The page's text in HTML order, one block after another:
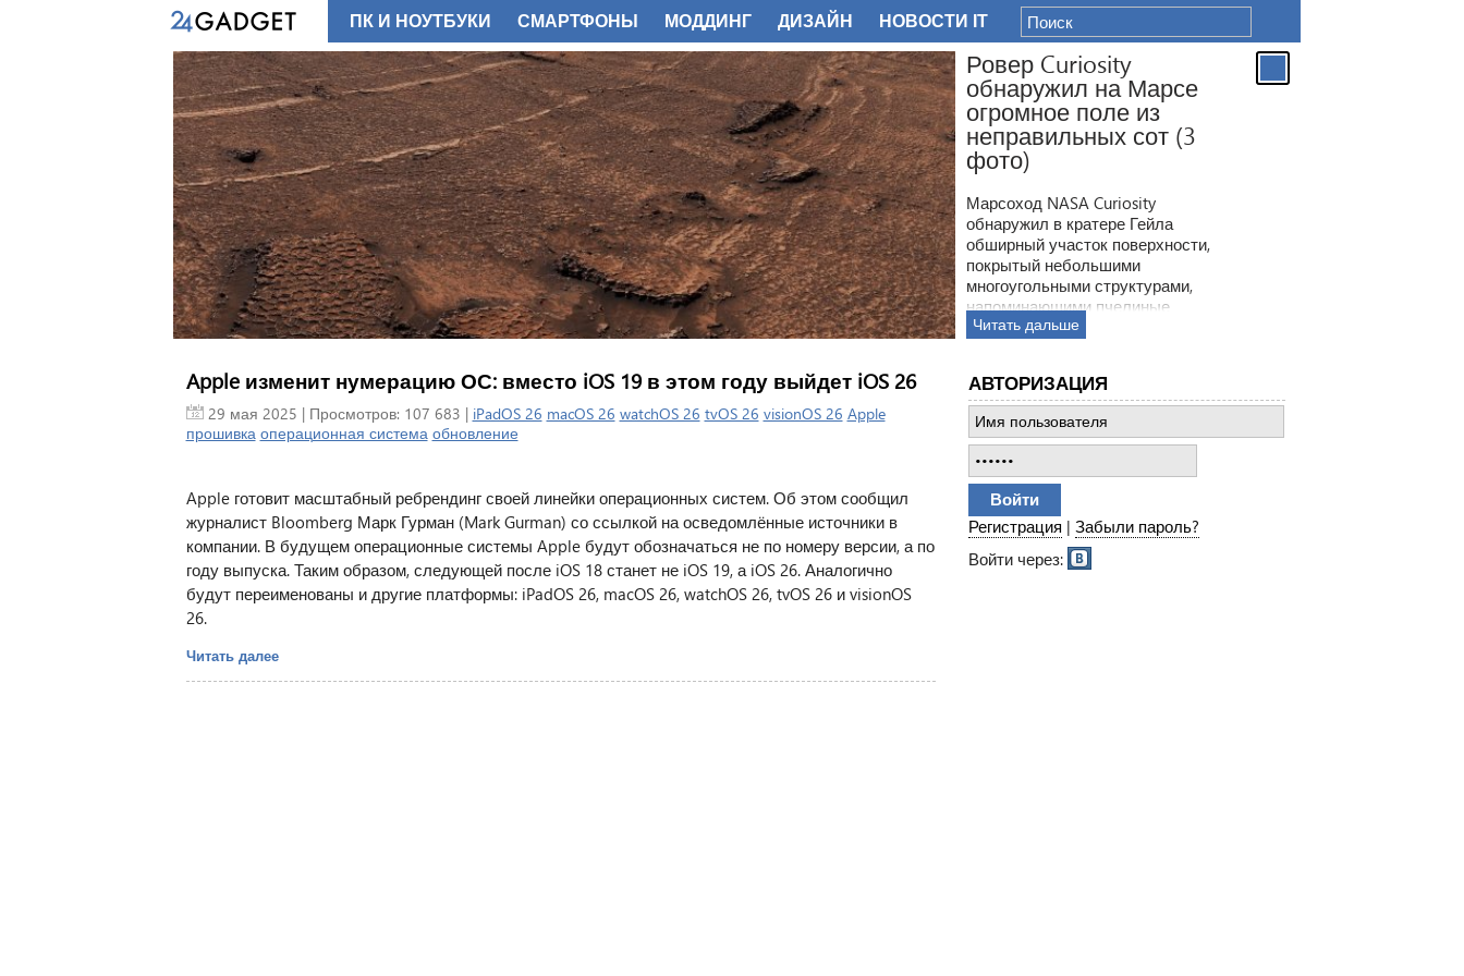
Ровер Curiosity
обнаружил на Марсе
огромное поле из
неправильных сот (3
фото)
Марсоход NASA Curiosity
обнаружил в кратере Гейла
обширный участок поверхности,
покрытый небольшими
многоугольными структурами,
напоминающими пчелиные
соты. Ранее ровер находил
затмила все предыдущее такие
открытия.
Читать дальше
Apple изменит нумерацию ОС: вместо iOS 19 в этом году выйдет iOS 26
29 мая 2025 | Просмотров: 107 683 | iPadOS 26 macOS 26 watchOS 26 tvOS 26 visionOS 26 Apple
прошивка операционная система обновление
Apple готовит масштабный ребрендинг своей линейки операционных систем. Об этом сообщил
журналист Bloomberg Марк Гурман (Mark Gurman) со ссылкой на осведомлённые источники в
компании. В будущем операционные системы Apple будут обозначаться не по номеру версии, а по
году выпуска. Таким образом, следующей после iOS 18 станет не iOS 19, а iOS 26. Аналогично
будут переименованы и другие платформы: iPadOS 26, macOS 26, watchOS 26, tvOS 26 и visionOS
26.
Читать далее
АВТОРИЗАЦИЯ
Регистрация | Забыли пароль?
Войти через:
ПК И НОУТБУКИ СМАРТФОНЫ МОДДИНГ ДИЗАЙН НОВОСТИ IT
ФОТО